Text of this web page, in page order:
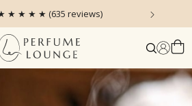
★ ★ ★ ★ (635 reviews)